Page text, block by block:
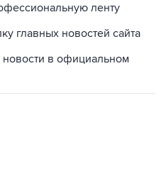
ленту
главных новостей сайта
в официальном